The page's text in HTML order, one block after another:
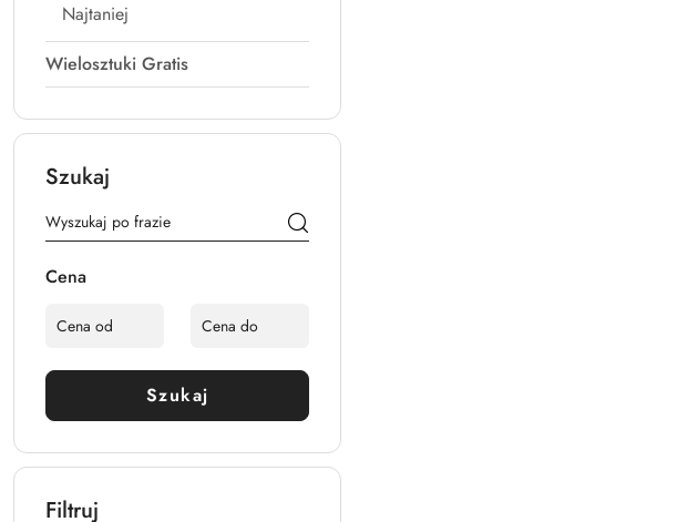
Najtaniej
Wielosztuki Gratis
Szukaj
Cena
Szukaj
Filtruj